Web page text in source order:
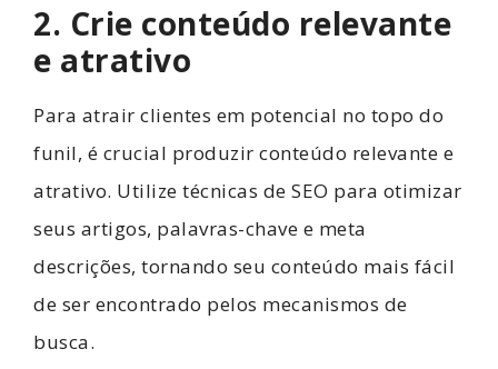
2. Crie conteúdo relevante
e atrativo
Para atrair clientes em potencial no topo do
funil, é crucial produzir conteúdo relevante e
atrativo. Utilize técnicas de SEO para otimizar
seus artigos, palavras-chave e meta
descrições, tornando seu conteúdo mais fácil
de ser encontrado pelos mecanismos de
busca.